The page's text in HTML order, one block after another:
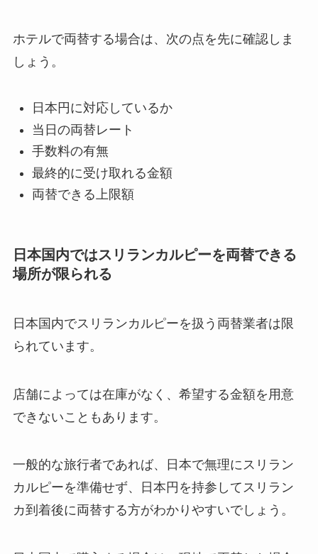
ホテルで両替する場合は、次の点を先に確認しま
しょう。
日本円に対応しているか
当日の両替レート
手数料の有無
最終的に受け取れる金額
両替できる上限額
日本国内ではスリランカルピーを両替できる
場所が限られる
日本国内でスリランカルピーを扱う両替業者は限
られています。
店舗によっては在庫がなく、希望する金額を用意
できないこともあります。
一般的な旅行者であれば、日本で無理にスリラン
カルピーを準備せず、日本円を持参してスリラン
カ到着後に両替する方がわかりやすいでしょう。